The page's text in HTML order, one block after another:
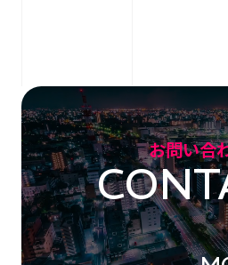
お問い合